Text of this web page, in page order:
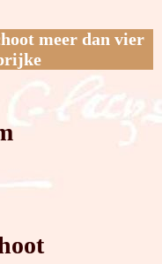
meer dan vier